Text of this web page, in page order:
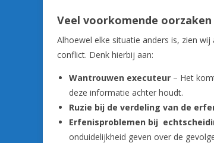
Veel voorkomende
Alhoewel elke situatie anders is, zien
conflict. Denk hierbij aan:
Wantrouwen executeur – Het
deze informatie achter houdt.
Ruzie bij de verdeling van de
Erfenisproblemen bij
onduidelijkheid geven over de